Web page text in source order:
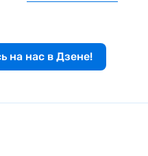
на нас в Дзене!